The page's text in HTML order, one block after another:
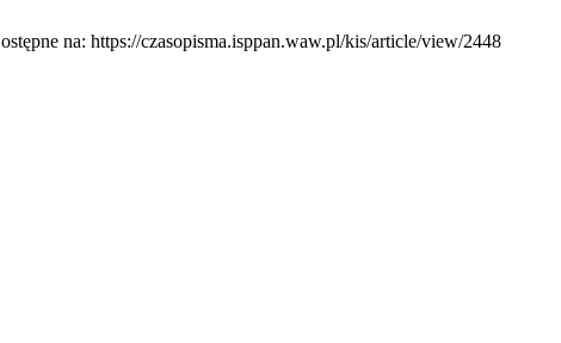
na: https://czasopisma.isppan.waw.pl/kis/article/view/2448